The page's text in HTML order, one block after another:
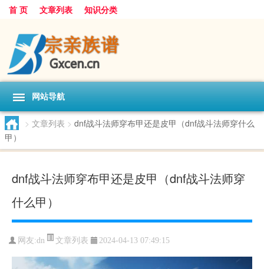
首 页 文章列表 知识分类
网站导航
> 文章列表 > dnf战斗法师穿布甲还是皮甲（dnf战斗法师穿什么
甲）
dnf战斗法师穿布甲还是皮甲（dnf战斗法师穿
什么甲）
网友:dn 文章列表 2024-04-13 07:49:15